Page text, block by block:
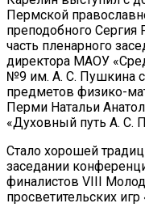
Пермской
преподобного Сергия
часть пленарного
директора МАОУ
№9 им. А. С. Пушкина
предметов физико-
Перми Натальи
«Духовный путь А. С.
Стало хорошей
заседании
финалистов VIII
просветительских